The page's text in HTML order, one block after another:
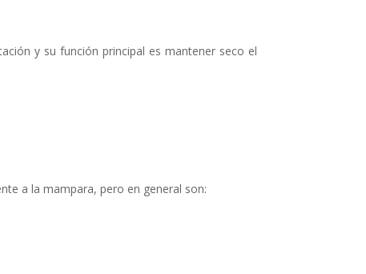
y su función principal es mantener seco el
a la mampara, pero en general son: